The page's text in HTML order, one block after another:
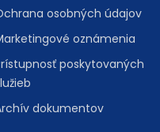
osobných údajov
oznámenia
poskytovaných
dokumentov